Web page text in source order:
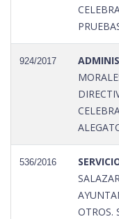
924/2017
536/2016
OTROS.